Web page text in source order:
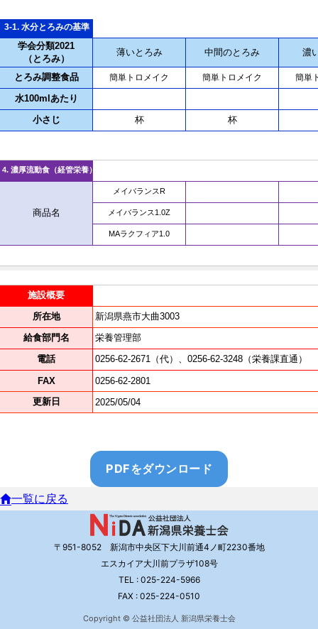
PDFをダウンロード
一覧に戻る
〒951-8052 新潟市中央区下大川前通4ノ町2230番地
エスカイア大川前プラザ108号
TEL : 025-224-5966
FAX : 025-224-0510
Copyright © 公益社団法人 新潟県栄養士会